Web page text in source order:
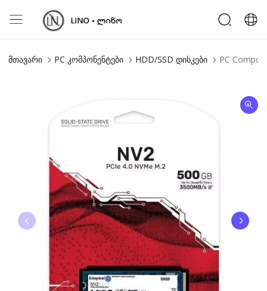
მთავარი PC კომპონენტები HDD/SSD დისკები PC